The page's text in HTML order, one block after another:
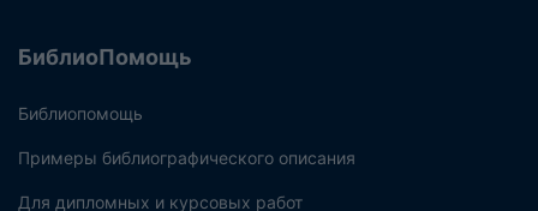
БиблиоПомощь
Библиопомощь
Примеры библиографического описания
Для дипломных и курсовых работ